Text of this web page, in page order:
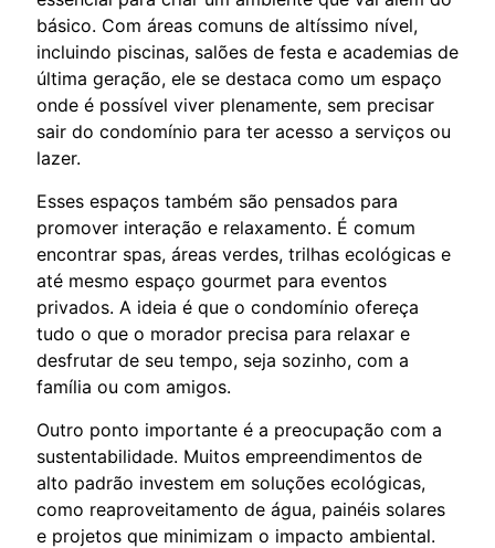
básico. Com áreas comuns de altíssimo nível,
incluindo piscinas, salões de festa e academias de
última geração, ele se destaca como um espaço
onde é possível viver plenamente, sem precisar
sair do condomínio para ter acesso a serviços ou
lazer.
Esses espaços também são pensados para
promover interação e relaxamento. É comum
encontrar spas, áreas verdes, trilhas ecológicas e
até mesmo espaço gourmet para eventos
privados. A ideia é que o condomínio ofereça
tudo o que o morador precisa para relaxar e
desfrutar de seu tempo, seja sozinho, com a
família ou com amigos.
Outro ponto importante é a preocupação com a
sustentabilidade. Muitos empreendimentos de
alto padrão investem em soluções ecológicas,
como reaproveitamento de água, painéis solares
e projetos que minimizam o impacto ambiental.